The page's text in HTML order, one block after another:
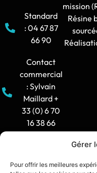
Gérer
Pour offrir les meilleures
Standard
: 04 67 87
66 90
Contact
commercial
: Sylvain
Maillard +
33 (0) 6 70
16 38 66
: 8h30-12h
mission
Résine